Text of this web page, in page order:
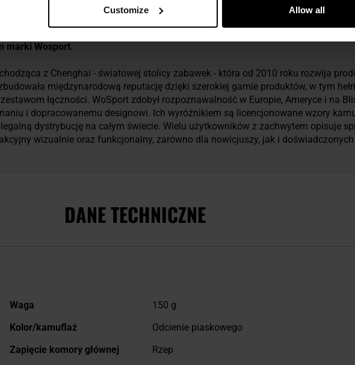
Customize Allow all
marki Wosport.
z Chenghai - światowej stolicy zabawek - która od 2010 roku rozwija
międzynarodową reputację dzięki szerokiej gamie produktów, w tym
łączności. WoSport zdobył rozpoznawalność w Europie, Ameryce i na
i dopracowanemu designowi. Ich wyróżnikiem są licencjonowane wzory
dystrybucję na całym świecie. Wielu użytkowników z zachwytem opisuje
wizualnie oraz funkcjonalny, zarówno dla nowicjuszy, jak i
DANE TECHNICZNE
Więcej
Waga
150 g
Kolor/kamuflaż
Odcienie piaskowego
Zapięcie komory głównej
Rzep